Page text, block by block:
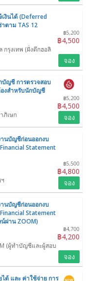
งินได้ (Deferred
ตาม TAS 12
฿5,200
฿4,500
กรุงเทพ (ฝั่งตึกฮอลิ
จอง
บัญชี การตรวจสอบ
งสำหรับนักบัญชี
฿5,200
฿4,500
ภิเษก
จอง
นบัญชีก่อนออกงบ
Statement
฿5,500
฿4,800
จอง
นบัญชีก่อนออกงบ
Statement
ผ่าน ZOOM)
฿4,700
฿4,200
(ผู้ทำบัญชีและผู้สอบ
จอง
ได้ และ ค่าใช้จ่าย การ